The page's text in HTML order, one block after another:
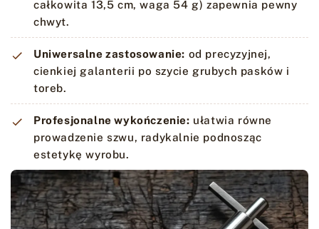
całkowita 13,5 cm, waga 54 g) zapewnia pewny
chwyt.
Uniwersalne zastosowanie: od precyzyjnej,
cienkiej galanterii po szycie grubych pasków i
toreb.
Profesjonalne wykończenie: ułatwia równe
prowadzenie szwu, radykalnie podnosząc
estetykę wyrobu.